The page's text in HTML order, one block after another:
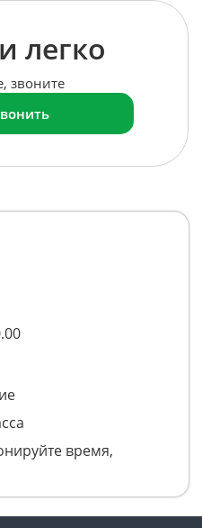
легко
звоните
время,